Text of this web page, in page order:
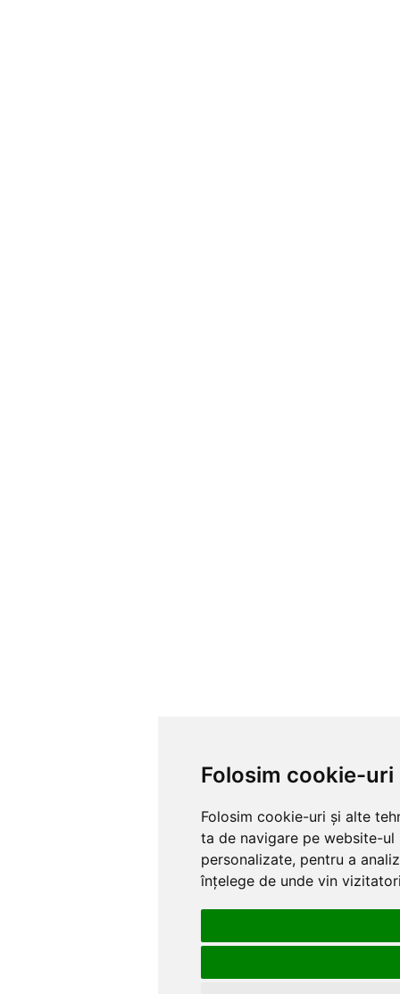
Folosim cookie-uri
Folosim cookie-uri și alte
ta de navigare pe website-
personalizate, pentru a
înțelege de unde vin